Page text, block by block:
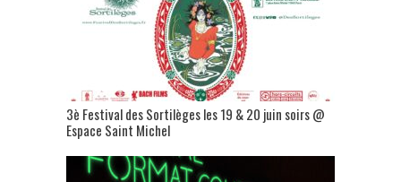
3è Festival des Sortilèges les 19 & 20 juin soirs @
Espace Saint Michel